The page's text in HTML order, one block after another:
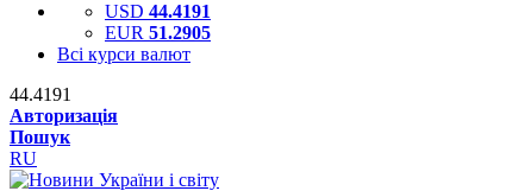
USD 44.4191
EUR 51.2905
Всі курси валют
44.4191
Авторизація
Пошук
RU